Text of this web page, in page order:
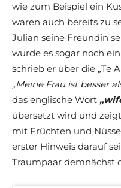
wie zum Beispiel ein
waren auch bereits zu
Julian seine Freundin
wurde es sogar noch
schrieb er über die „Te
„Meine Frau ist besser
das englische Wort
übersetzt wird und
mit Früchten und
erster Hinweis darauf
Traumpaar demnächst